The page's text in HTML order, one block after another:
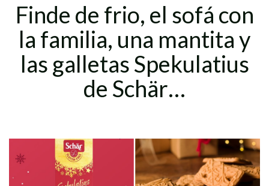
Finde de frio, el sofá con
la familia, una mantita y
las galletas Spekulatius
de Schär…